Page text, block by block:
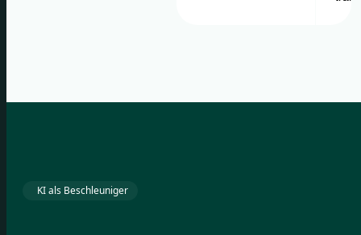
KI als Beschleuniger